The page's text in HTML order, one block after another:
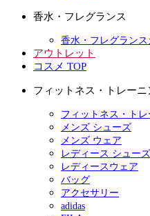
香水・フレグランス
香水・フレグラン
アウトレット
コスメ TOP
フィットネス・トレーニ
フィットネス・ト
メンズ シューズ
メンズ ウェア
レディース シューズ
レディースウェア
バッグ
アクセサリー
adidas